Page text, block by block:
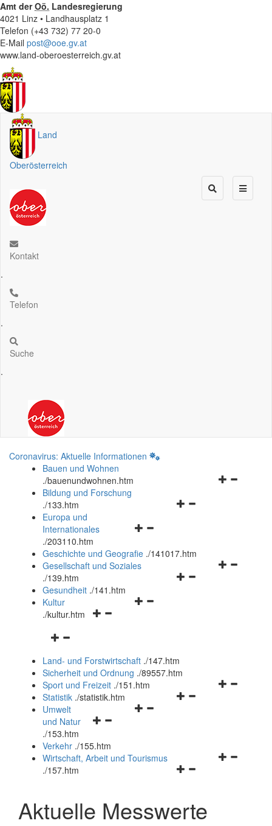
Amt derOö. Landesregierung
4021 Linz • Landhausplatz 1
Telefon (+43 732) 77 20-0
E-Mail post@ooe.gv.at
www.land-oberoesterreich.gv.at
Land
Oberösterreich
Kontakt
.
Telefon
.
Suche
.
Coronavirus: Aktuelle Informationen
Bauen und Wohnen
./bauenundwohnen.htm
Navigationsmenü
Bildung und Forschung
./133.htm
Navigationsmenü
und
schließen
Europa und
Internationales
./203110.htm
Geschichte und Geografie ./141017.htm
Navigationsmenü
Gesellschaft und Soziales
./139.htm
Navigationsmenü
Gesundheit ./141.htm
Navigationsmenü
Kultur
./kultur.htm
Navigationsmenü
und
schließen
Land- und Forstwirtschaft ./147.htm
Sicherheit und Ordnung ./89557.htm
Navigationsmenü
Sport und Freizeit ./151.htm
Navigationsmenü
Statistik ./statistik.htm
Navigationsmenü
und
schließen
Umwelt
und Natur
./153.htm
Verkehr ./155.htm
Navigationsmenü
schließen
Wirtschaft, Arbeit und Tourismus
./157.htm
Aktuelle Messwerte